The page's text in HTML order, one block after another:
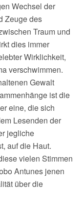
Wechsel der
Zeuge des
Traum und
dies immer
Wirklichkeit,
verschwimmen.
Gewalt
ist die
eine, die sich
Lesenden der
jegliche
auf die Haut.
vielen Stimmen
Antunes jenen
über die